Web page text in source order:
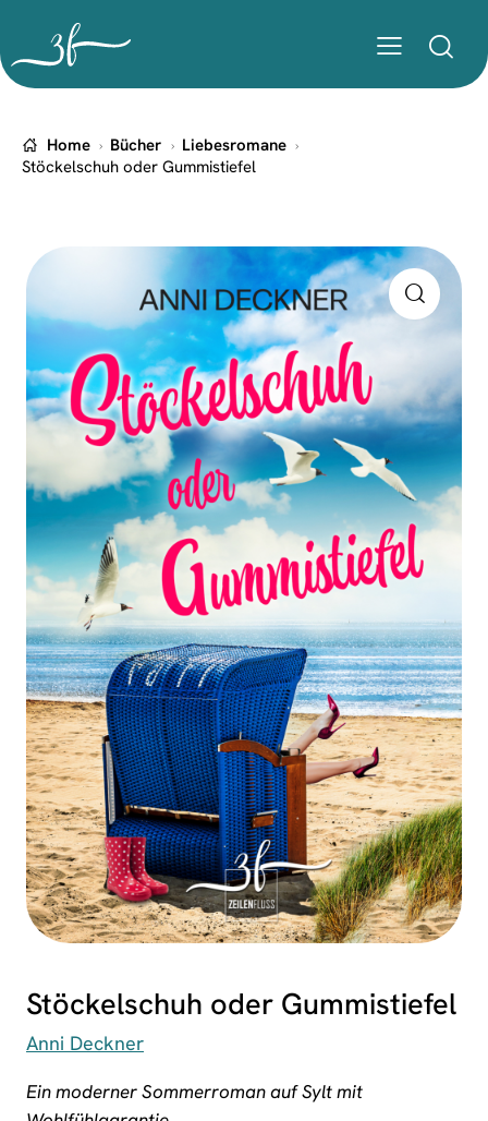
Home Bücher
Liebesromane
Stöckelschuh oder Gummistiefel
Stöckelschuh oder Gummistiefel
Anni Deckner
Ein moderner Sommerroman auf Sylt mit